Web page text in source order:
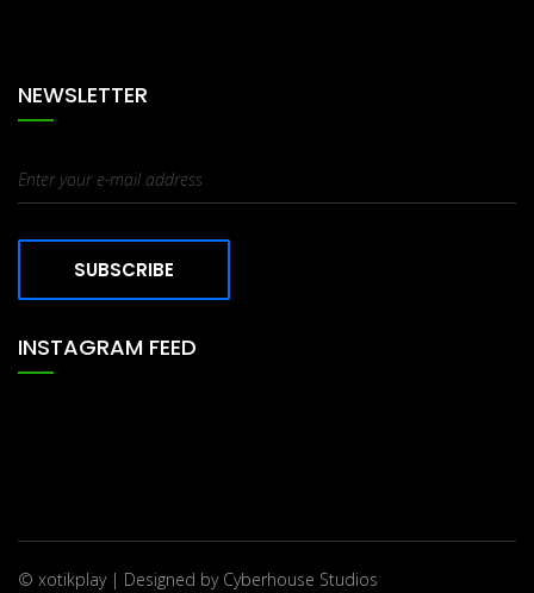
NEWSLETTER
SUBSCRIBE
INSTAGRAM FEED
© xotikplay | Designed by Cyberhouse Studios